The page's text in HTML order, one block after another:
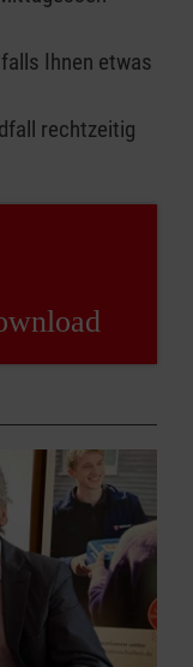
Ihnen etwas
rechtzeitig